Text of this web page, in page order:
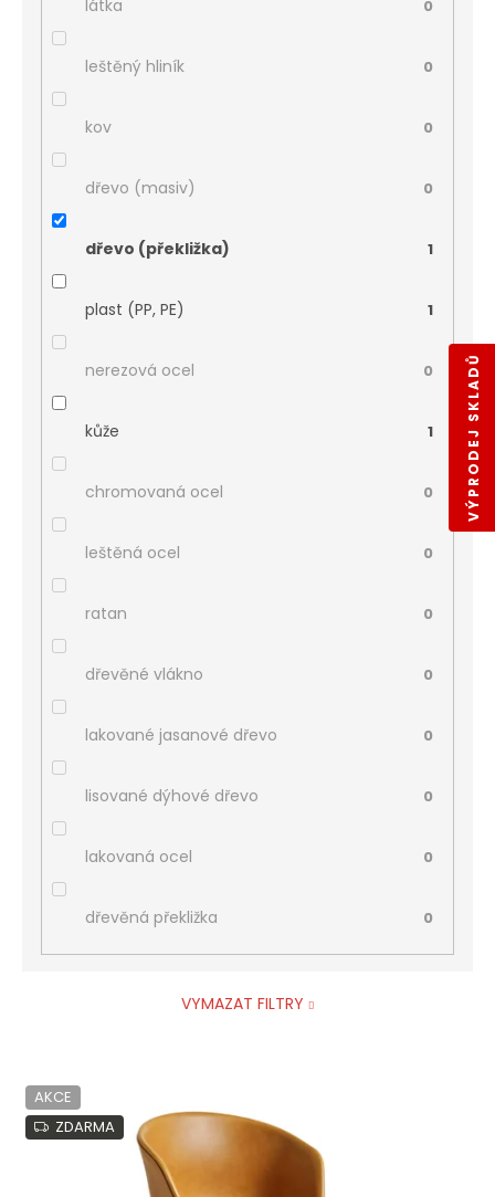
látka 0
leštěný hliník 0
kov 0
dřevo (masiv) 0
dřevo (překližka) 1
plast (PP, PE) 1
nerezová ocel 0
kůže 1
chromovaná ocel 0
leštěná ocel 0
ratan 0
dřevěné vlákno 0
lakované jasanové dřevo 0
lisované dýhové dřevo 0
lakovaná ocel 0
dřevěná překližka 0
VYMAZAT FILTRY
V
ý
p
AKCE
ZDARMA
VÝPRODEJ SKLADŮ